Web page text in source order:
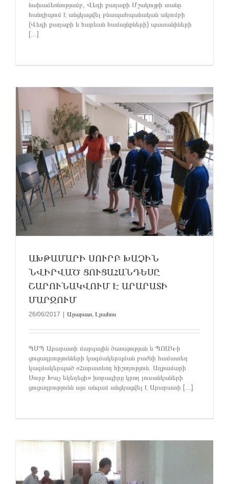
նախաձեռնությամբ, Վեդի քաղաքի Մշակույթի տանը
հանդիպում է անցկացվել բնապահպանական ակումբի
(Վեդի քաղաքի և հարևան համայնքների) պատանիների
[...]
ԱԽԹԱՄԱՐԻ ՍՈՒՐԲ ԽԱՉԻՆ
ՆՎԻՐՎԱԾ ՑՈՒՑԱՀԱՆԴԵՍԸ
ՇԱՐՈՒՆԱԿՎՈՒՄ Է ԱՐԱՐԱՏԻ
ՄԱՐԶՈՒՄ
26/06/2017 Արարատ, Լրահոս
ՊՄՊ Արարատի մարզային ծառայության և ՊՈԱԿ-ի
ցուցադրությունների կազմակերպման բաժնի համատեղ
կազմակերպած «Հարատևող հիշողություն. Աղթամարի
Սուրբ Խաչ եկեղեցի» խորագիրը կրող լուսանկաների
ցուցադրությունն այս անգամ անցկացվել է Արարատի [...]